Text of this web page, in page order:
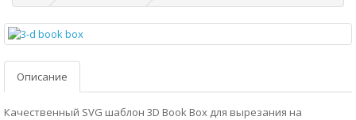
Описание
Качественный SVG шаблон 3D Book Box для вырезания на